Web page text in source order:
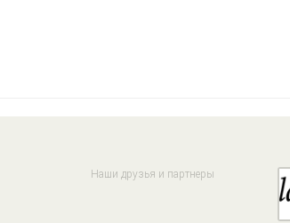
Наши друзья и партнеры